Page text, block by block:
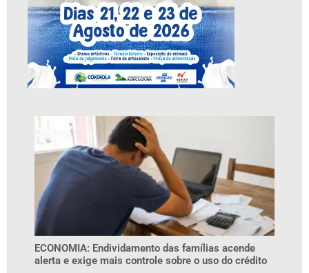
ECONOMIA: Endividamento das famílias acende
alerta e exige mais controle sobre o uso do crédito